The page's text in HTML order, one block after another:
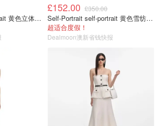
Self-Portrait self-portrait 黄色立体花迷你裙
£152.00 £350.00
Self-Portrait self-portrait 黄色雪纺中长裙
超适合度假！
Dealmoon澳新省钱快报